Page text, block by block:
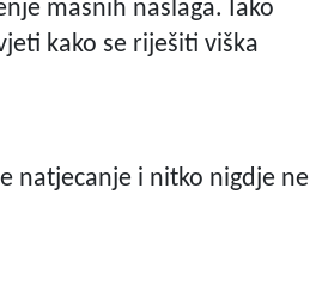
masnih naslaga. Iako
kako se riješiti viška
natjecanje i nitko nigdje ne